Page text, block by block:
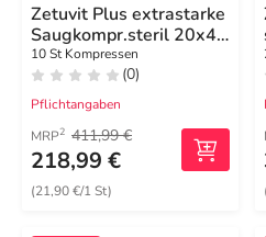
Zetuvit Plus extrastarke
Saugkompr.steril 20x40
cm
10 St Kompressen
(0)
Pflichtangaben
MRP2 411,99 €
218,99 €
(21,90 €/1 St)